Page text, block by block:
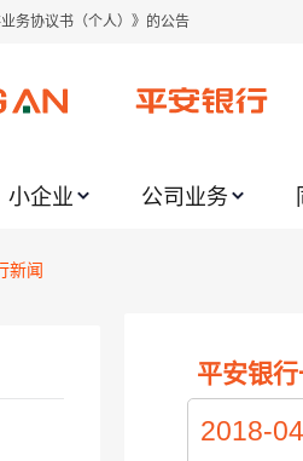
贵金属交易协议书》的公告
的通知
业务调整合约保证金比例和涨跌幅度限制的
的提示
公告
小企业 公司业务
新闻
平安银
2018-